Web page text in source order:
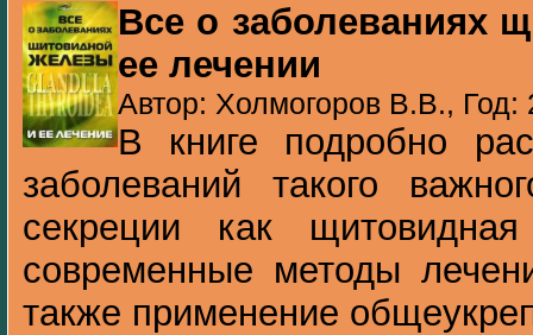
Все о заболеваниях
ее лечении
Автор: Холмогоров В.В., Год:
В книге подробно
заболеваний такого
секреции как
современные методы
также применение